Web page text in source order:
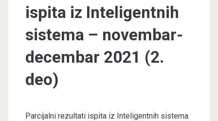
ispita iz Inteligentnih
sistema – novembar-
decembar 2021 (2.
deo)
Parcijalni rezultati ispita iz Inteligentnih sistema